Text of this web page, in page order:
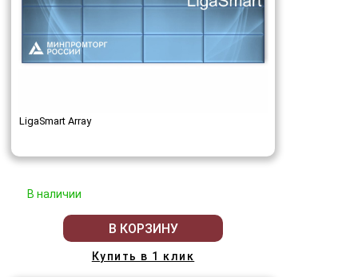
LigaSmart Array
В наличии
В КОРЗИНУ
Купить в 1 клик